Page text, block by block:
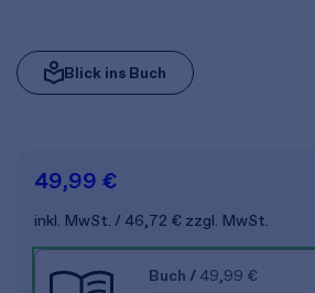
Blick ins Buch
49,99 €
inkl. MwSt. 46,72 € zzgl. MwSt.
Buch / 49,99 €